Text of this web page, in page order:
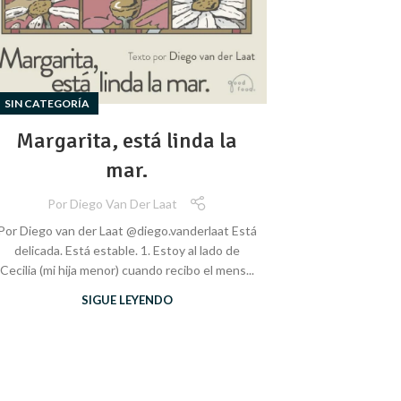
SIN CATEGORÍA
Margarita, está linda la
mar.
Por Diego Van Der Laat
Diego van der Laat @diego.vanderlaat Está
delicada. Está estable. 1. Estoy al lado de
Cecilia (mi hija menor) cuando recibo el mens...
SIGUE LEYENDO